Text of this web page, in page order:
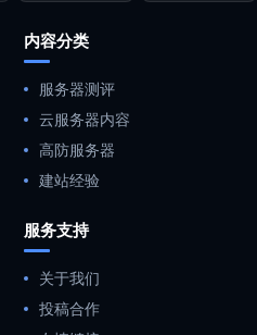
内容分类
服务器测评
云服务器内容
高防服务器
建站经验
服务支持
关于我们
投稿合作